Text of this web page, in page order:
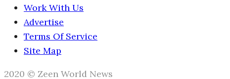
Work With Us
Advertise
Terms Of Service
Site Map
2020 © Zeen World News